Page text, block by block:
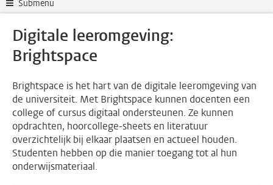
Submenu
Digitale leeromgeving:
Brightspace
Brightspace is het hart van de digitale leeromgeving van
de universiteit. Met Brightspace kunnen docenten een
college of cursus digitaal ondersteunen. Ze kunnen
opdrachten, hoorcollege-sheets en literatuur
overzichtelijk bij elkaar plaatsen en actueel houden.
Studenten hebben op die manier toegang tot al hun
onderwijsmateriaal.